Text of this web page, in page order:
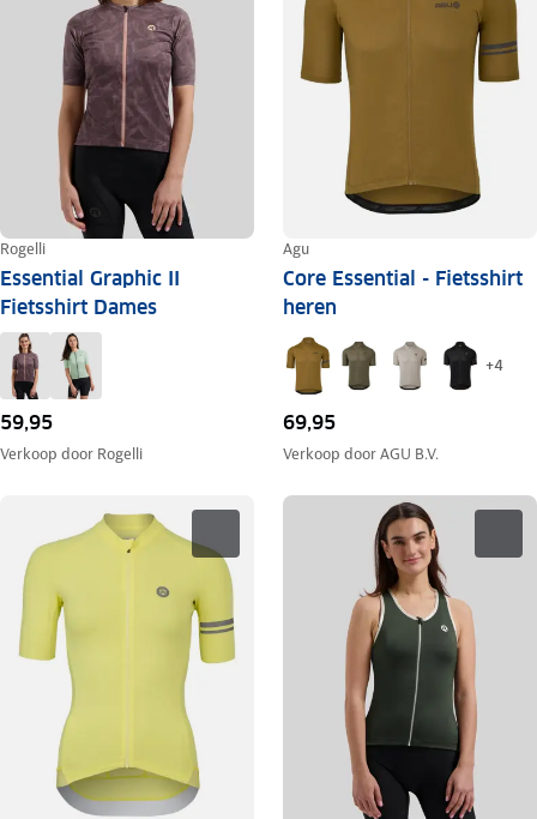
Rogelli
Essential Graphic II
Fietsshirt Dames
59,95
Verkoop door Rogelli
Agu
Core Essential - Fietsshirt
heren
+4
69,95
Verkoop doorAGU B.V.